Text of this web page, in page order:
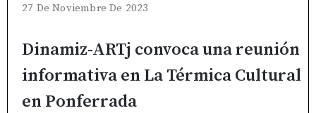
27 De Noviembre De 2023
Dinamiz-ARTj convoca una reunión
informativa en La Térmica Cultural
en Ponferrada